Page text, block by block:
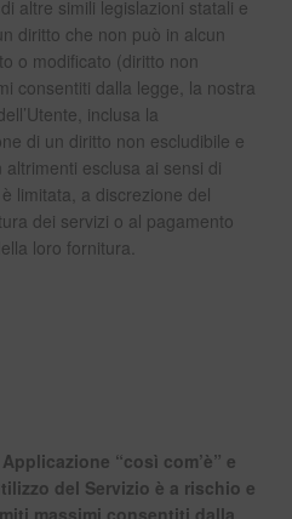
altre simili legislazioni statali e
diritto che non può in alcun
o modificato (diritto non
consentiti dalla legge, la nostra
inclusa la
di un diritto non escludibile e
esclusa ai sensi di
limitata, a discrezione del
dei servizi o al pagamento
loro fornitura.
“così com’è” e
del Servizio è a rischio e
massimi consentiti dalla